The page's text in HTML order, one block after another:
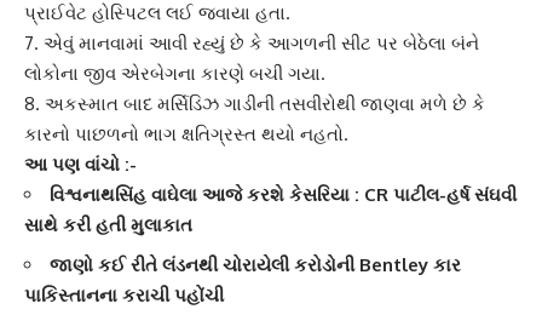
પ્રાઈવેટ હોસ્પિટલ લઈ જવાયા હતા.
7. એવું માનવામાં આવી રહ્યું છે કે આગળની સીટ પર બેઠેલા બંને
લોકોના જીવ એરબેગના કારણે બચી ગયા.
8. અકસ્માત બાદ મર્સિડિઝ ગાડીની તસવીરોથી જાણવા મળે છે કે
કારનો પાછળનો ભાગ ક્ષતિગ્રસ્ત થયો નહતો.
આ પણ વાંચો :-
વિશ્વનાથસિંહ વાઘેલા આજે કરશે કેસરિયા : CR પાટીલ-હર્ષ સંઘવી
સાથે કરી હતી મુલાકાત
જાણો કઈ રીતે લંડનથી ચોરાયેલી કરોડોની Bentley કાર
પાકિસ્તાનના કરાચી પહોંચી